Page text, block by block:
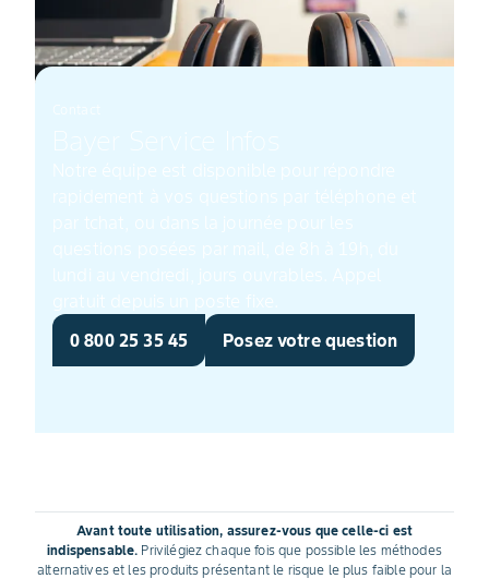
Bayer Service Infos
Notre équipe est disponible pour répondre
rapidement à vos questions par téléphone et
par tchat, ou dans la journée pour les
questions posées par mail, de 8h à 19h, du
lundi au vendredi, jours ouvrables. Appel
gratuit depuis un poste fixe.
0 800 25 35 45
Posez votre question
Avant toute utilisation, assurez-vous que celle-ci est
indispensable. Privilégiez chaque fois que possible les méthodes
alternatives et les produits présentant le risque le plus faible pour la